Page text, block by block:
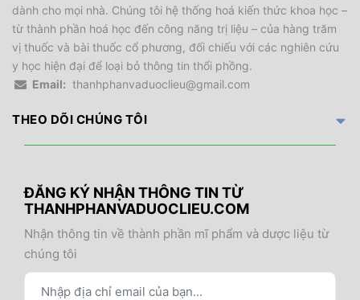
dành cho mọi nhà. Chúng tôi hệ thống hoá kiến thức khoa học –
từ thành phần hoá học đến công năng trị liệu – của hàng trăm
vị thuốc và bài thuốc cổ phương, đối chiếu với các nghiên cứu
y học hiện đại để loại bỏ thông tin thổi phồng.
Email: thanhphanvaduoclieu@gmail.com
THEO DÕI CHÚNG TÔI
ĐĂNG KÝ NHẬN THÔNG TIN TỪ
THANHPHANVADUOCLIEU.COM
Nhận thông tin về thành phần mĩ phẩm và dược liệu từ
chúng tôi